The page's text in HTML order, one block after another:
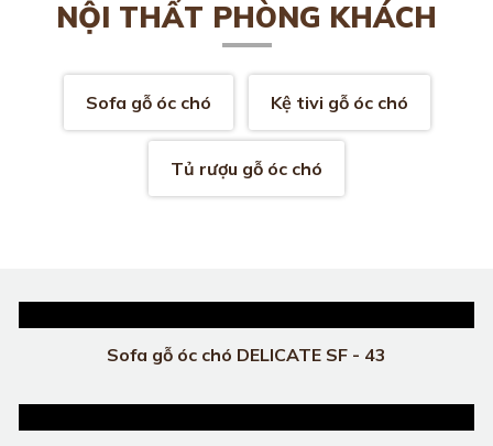
NỘI THẤT PHÒNG KHÁCH
Sofa gỗ óc chó Kệ tivi gỗ óc chó
Tủ rượu gỗ óc chó
Sofa gỗ óc chó DELICATE SF - 43